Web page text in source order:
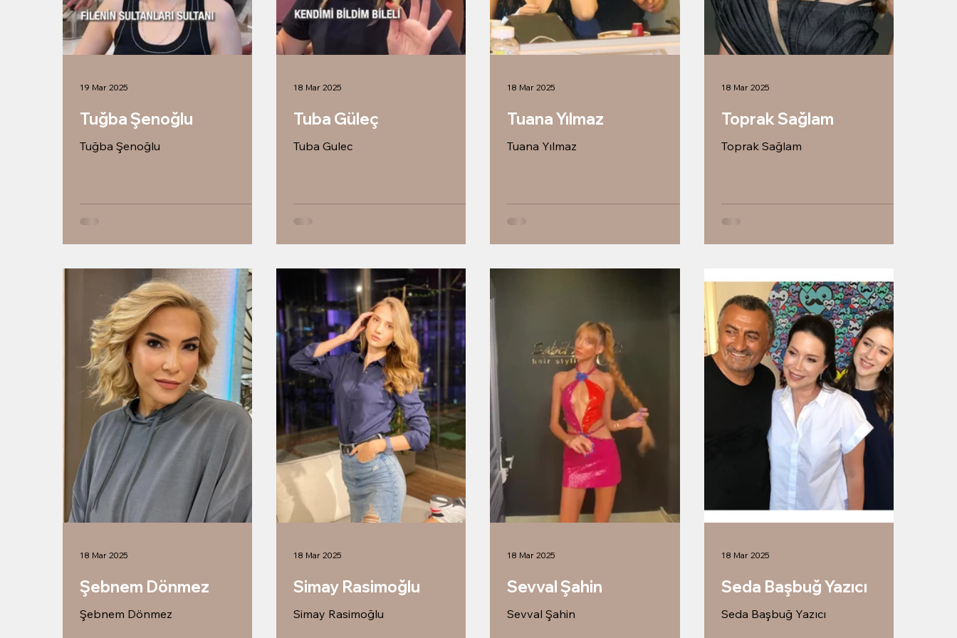
Tuğba Şenoğlu
Tuğba Şenoğlu
19 Mar 2025
Tuba Güleç
Tuba Gulec
18 Mar 2025
Tuana Yılmaz
Tuana Yılmaz
18 Mar 2025
Toprak Sağlam
Toprak Sağlam
18 Mar 2025
Şebnem Dönmez
Şebnem Dönmez
18 Mar 2025
Simay Rasimoğlu
Simay Rasimoğlu
18 Mar 2025
Sevval Şahin
Sevval Şahin
18 Mar 2025
Seda Başbuğ Yazıcı
Seda Başbuğ Yazıcı
18 Mar 2025